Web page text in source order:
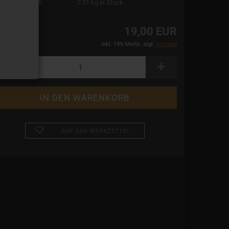
0.51 kg je Stück
19,00 EUR
inkl. 19% MwSt. zzgl. Versand